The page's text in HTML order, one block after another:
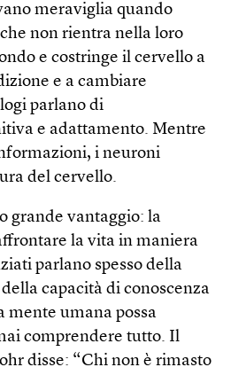
meraviglia quando
non rientra nella loro
e costringe il cervello a
e a cambiare
parlano di
e adattamento. Mentre
i neuroni
del cervello.
grande vantaggio: la
la vita in maniera
parlano spesso della
capacità di conoscenza
mente umana possa
comprendere tutto. Il
disse: “Chi non è rimasto